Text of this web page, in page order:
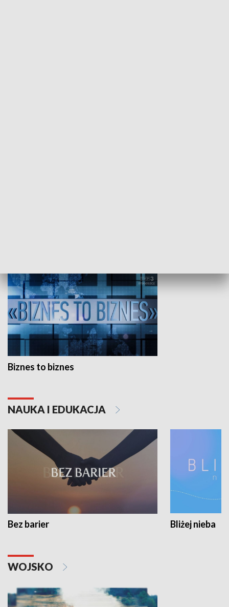
Biznes to biznes
NAUKA I EDUKACJA
Bez barier Bliżej nieba
WOJSKO